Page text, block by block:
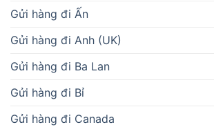
Gửi hàng đi Ấn
Gửi hàng đi Anh (UK)
Gửi hàng đi Ba Lan
Gửi hàng đi Bỉ
Gửi hàng đi Canada